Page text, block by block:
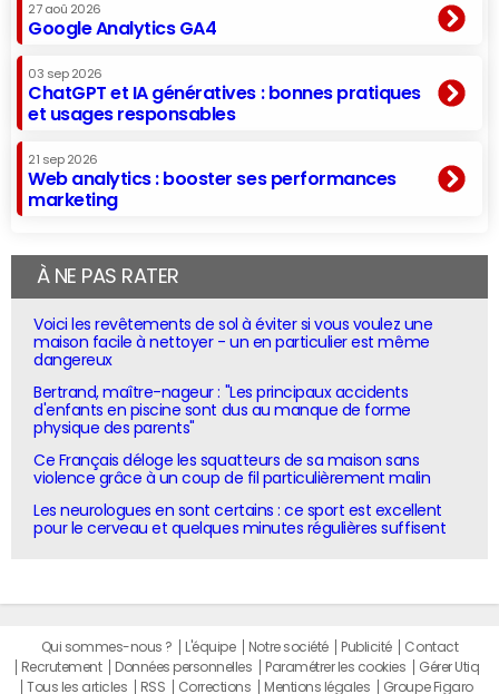
27 aoû 2026
Google Analytics GA4
03 sep 2026
ChatGPT et IA génératives : bonnes pratiques
et usages responsables
21 sep 2026
Web analytics : booster ses performances
marketing
À NE PAS RATER
Voici les revêtements de sol à éviter si vous voulez une
maison facile à nettoyer - un en particulier est même
dangereux
Bertrand, maître-nageur : "Les principaux accidents
d'enfants en piscine sont dus au manque de forme
physique des parents"
Ce Français déloge les squatteurs de sa maison sans
violence grâce à un coup de fil particulièrement malin
Les neurologues en sont certains : ce sport est excellent
pour le cerveau et quelques minutes régulières suffisent
Qui sommes-nous ? L'équipe Notre société Publicité
Contact
Recrutement
Données personnelles Paramétrer les cookies
Gérer Utiq
Tous les articles
RSS Corrections Mentions légales Groupe Figaro